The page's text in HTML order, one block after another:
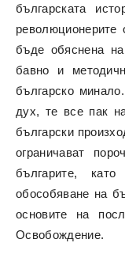
българската
бъде обяснена
бавно и
българско
дух, те все пак
български
ограничават
българите,
обособяване на
основите на
Освобождение.